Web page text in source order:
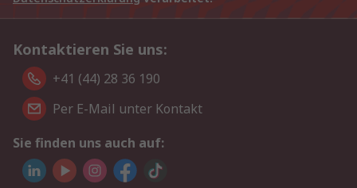
Kontaktieren Sie uns:
+41 (44) 28 36 190
Per E-Mail unter Kontakt
Sie finden uns auch auf: